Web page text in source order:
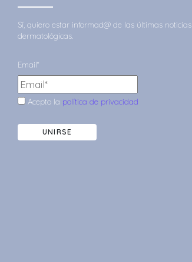
Sí, quiero estar informad@ de las últimas noticias
dermatológicas.
Email*
Acepto la política de privacidad
UNIRSE